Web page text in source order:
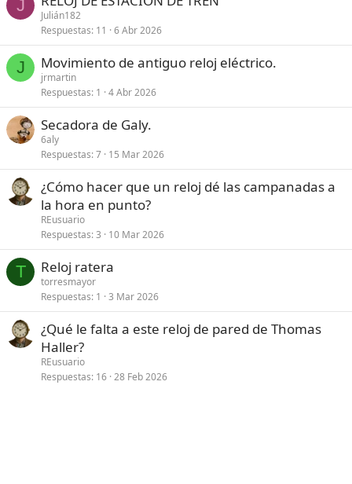
J
Julián182
Respuestas 11 6 Abr 2026
J Movimiento de antiguo reloj eléctrico.
jrmartin
Respuestas 1 4 Abr 2026
Secadora de Galy.
6aly
Respuestas 7 15 Mar 2026
¿Cómo hacer que un reloj dé las campanadas a
la hora en punto?
REusuario
Respuestas 3 10 Mar 2026
T Reloj ratera
torresmayor
Respuestas 1 3 Mar 2026
¿Qué le falta a este reloj de pared de Thomas
Haller?
REusuario
Respuestas 16 28 Feb 2026